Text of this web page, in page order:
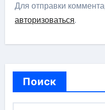
Для отправки
авторизоваться.
Поиск